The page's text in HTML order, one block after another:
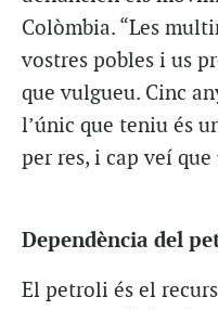
Colòmbia. “Les
vostres pobles i us
que vulgueu. Cinc
l’únic que teniu és
per res, i cap veí
Dependència del
El petroli és el